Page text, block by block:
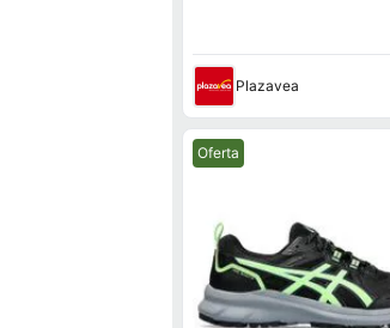
Plazavea
Mejor precio.
Oferta